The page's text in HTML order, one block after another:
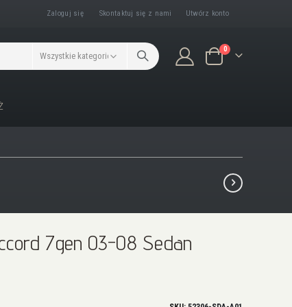
Zaloguj się Skontaktuj się z nami Utwórz konto
Koszyk
0produkty/ów
7gen 03-08 Sedan